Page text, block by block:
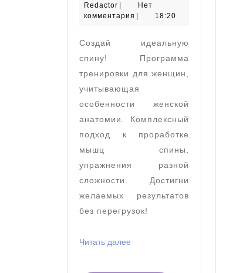
в
2024
Redactor Redactor
Нет
комментария
18:20
Создай идеальную
спину! Программа
тренировки для женщин,
учитывающая
особенности женской
анатомии. Комплексный
подход к проработке
мышц спины,
упражнения разной
сложности. Достигни
желаемых результатов
без перегрузок!
Читать далее